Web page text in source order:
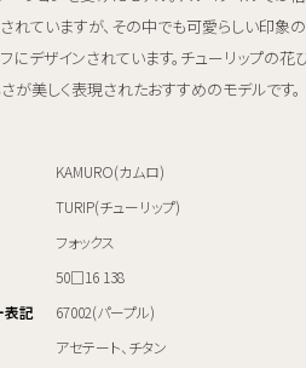
れていますが、その中でも可愛らしい印象
にデザインされています。チューリップの花
が美しく表現されたおすすめのモデルです。
KAMURO(カムロ)
TURIP(チューリップ)
フォックス
50□16 138
表記
67002(パープル)
アセテート、チタン